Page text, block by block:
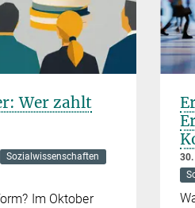
Wer zahlt
Sozialwissenschaften
Im Oktober